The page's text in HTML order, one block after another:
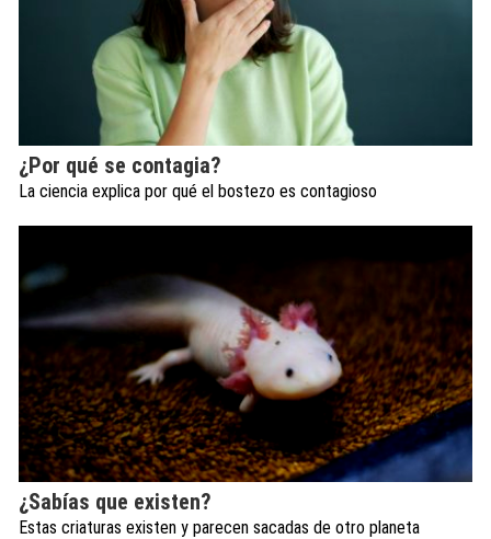
¿Por qué se contagia?
La ciencia explica por qué el bostezo es contagioso
¿Sabías que existen?
Estas criaturas existen y parecen sacadas de otro planeta